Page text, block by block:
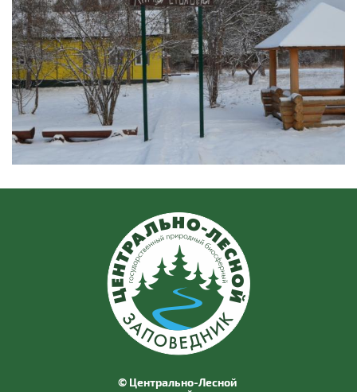
© Центрально-Лесной